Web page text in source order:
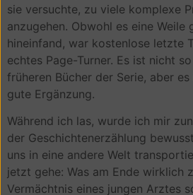
sie versuchte, zu viele komplexe
anzugehen. Obwohl es eine Weile
hineinfand, war kostenlose letzte
echtes Page-Turner. Es ist nicht
früheren Bücher der Serie, aber
gute Ergänzung.
Während ich las, wurde ich mir
der Geschichtenerzählung
uns in eine andere Welt
jetzt gehe: Was am Ende wirklich
Vermächtnis eines jungen Arztes